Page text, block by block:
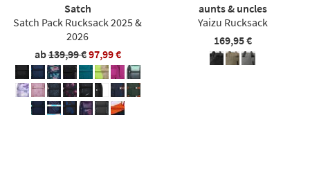
Satch
Satch Pack Rucksack 2025 &
2026
ab139,99 €97,99 €
aunts & uncles
Yaizu Rucksack
169,95 €